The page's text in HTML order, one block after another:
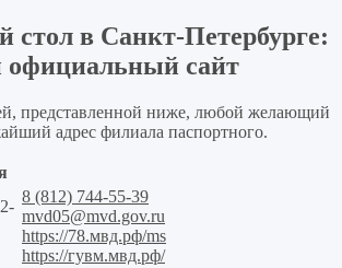
стол в Санкт-Петербурге:
официальный сайт
представленной ниже, любой желающий
адрес филиала паспортного.
8 (812) 744-55-39
mvd05@mvd.gov.ru
https://78.мвд.рф/ms
https://гувм.мвд.рф/